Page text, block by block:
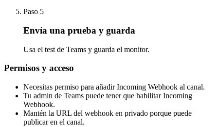
Paso 5
Envía una prueba y guarda
Usa el test de Teams y guarda el monitor.
Permisos y acceso
Necesitas permiso para añadir Incoming Webhook al canal.
Tu admin de Teams puede tener que habilitar Incoming
Webhook.
Mantén la URL del webhook en privado porque puede
publicar en el canal.